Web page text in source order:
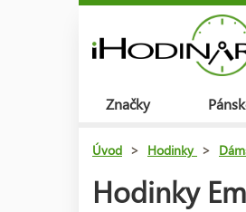
Značky
Úvod > Hodinky >
Hodinky